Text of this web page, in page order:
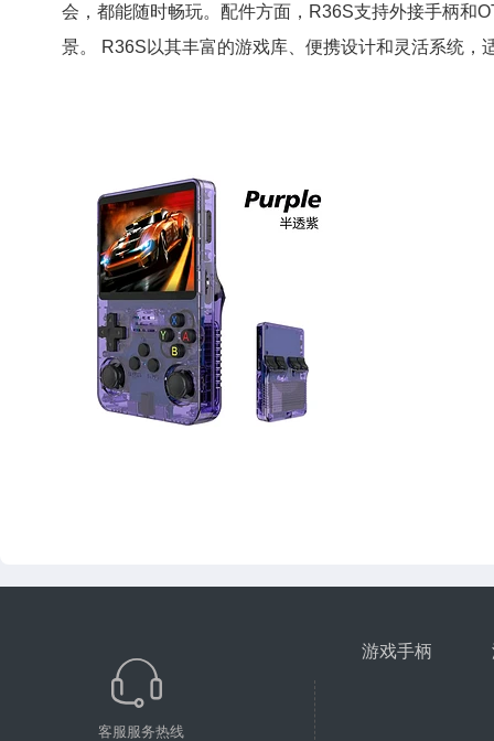
会，都能随时畅玩。配件方面，R36S支持外接手柄和
景。 R36S以其丰富的游戏库、便携设计和灵活系统，
客服服务热线
游戏手柄